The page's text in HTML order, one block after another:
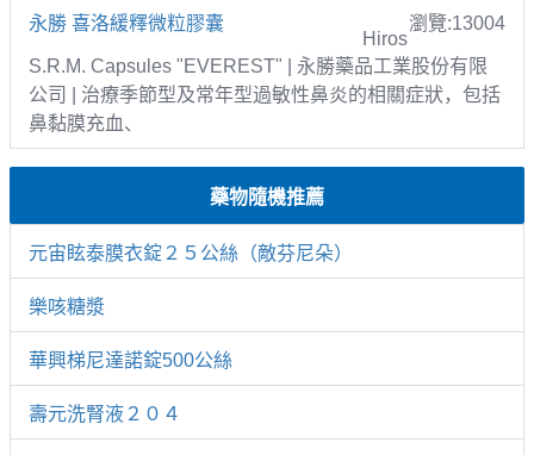
永勝 喜洛緩釋微粒膠囊 瀏覽:13004
Hiros
S.R.M. Capsules "EVEREST" | 永勝藥品工業股份有限
公司 | 治療季節型及常年型過敏性鼻炎的相關症狀，包括
鼻黏膜充血、
藥物隨機推薦
元宙眩泰膜衣錠２５公絲（敵芬尼朵）
樂咳糖漿
華興梯尼達諾錠500公絲
壽元洗腎液２０４